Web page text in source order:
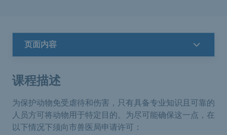
页面内容
课程描述
为保护动物免受虐待和伤害，只有具备专业知识且可靠的
人员方可将动物用于特定目的。为尽可能确保这一点，在
以下情况下须向市兽医局申请许可：